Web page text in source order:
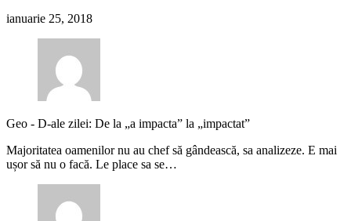
ianuarie 25, 2018
Geo - D-ale zilei: De la „a impacta” la „impactat”
Majoritatea oamenilor nu au chef să gândească, sa analizeze. E mai
ușor să nu o facă. Le place sa se…